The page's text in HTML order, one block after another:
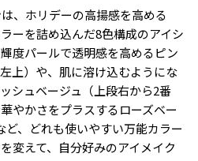
、ホリデーの高揚感を高める
ーを詰め込んだ8色構成のアイシ
度パールで透明感を高めるピン
上）や、肌に溶け込むようにな
シュベージュ（上段右から2番
やかさをプラスするローズベー
ど、どれも使いやすい万能カラー
変えて、自分好みのアイメイク